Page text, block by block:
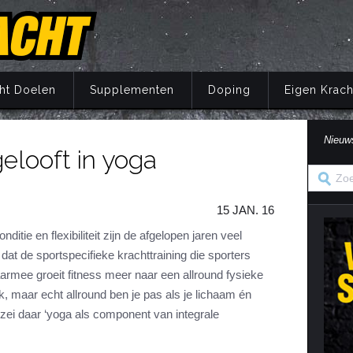
Trainingsprincipes
Krachtoefeningen Armen
Krachtoefeningen Borst
Krachtoefeningen Buik
Koolhydraten
Vetten
Vocht
Doelen
Principes
Supplementen
Herstel
Mentaal
Voeding
Mentaal
Supplementen Doping
Nuchtere feiten over doping
Veel gestelde vragen
Eigen
Eigen Kracht
in yoga
15 JAN. 16
en flexibiliteit zijn de afgelopen jaren veel
de sportspecifieke krachttraining die sporters
groeit fitness meer naar een allround fysieke
maar echt allround ben je pas als je lichaam én
daar ‘yoga als component van integrale